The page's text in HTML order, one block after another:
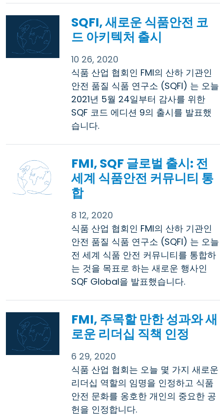
SQFI, 새로운 식품안전 코
드 아키텍처 출시
10 26, 2020
식품 산업 협회인 FMI의 산하 기관인
안전 품질 식품 연구소 (SQFI) 는 오늘
2021년 5월 24일부터 감사를 위한
SQF 코드 에디션 9의 출시를 발표했
습니다.
FMI, SQF 글로벌 출시: 전
세계 식품안전 커뮤니티 통
합
8 12, 2020
식품 산업 협회인 FMI의 산하 기관인
안전 품질 식품 연구소 (SQFI) 는 오늘
전 세계 식품 안전 커뮤니티를 통합하
는 것을 목표로 하는 새로운 행사인
SQF Global을 발표했습니다.
FMI, 주목할 만한 성과와 새
로운 리더십 직책 인정
6 29, 2020
식품 산업 협회는 오늘 몇 가지 새로운
리더십 역할의 임명을 인정하고 식품
안전 문화를 옹호한 개인의 중요한 공
헌을 인정합니다.